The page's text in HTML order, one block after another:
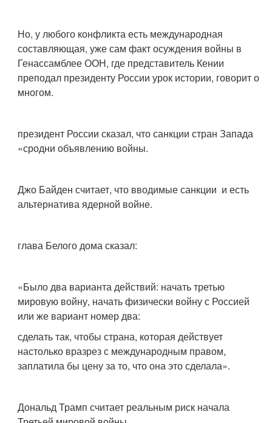
Но, у любого конфликта есть международная
составляющая, уже сам факт осуждения войны в
Генассамблее ООН, где представитель Кении
преподал президенту России урок истории, говорит о
многом.
президент России сказал, что санкции стран Запада
«сродни объявлению войны.
Джо Байден считает, что вводимые санкции и есть
альтернатива ядерной войне.
глава Белого дома сказал:
«Было два варианта действий: начать третью
мировую войну, начать физически войну с Россией
или же вариант номер два:
сделать так, чтобы страна, которая действует
настолько вразрез с международным правом,
заплатила бы цену за то, что она это сделала».
Дональд Трамп считает реальным риск начала